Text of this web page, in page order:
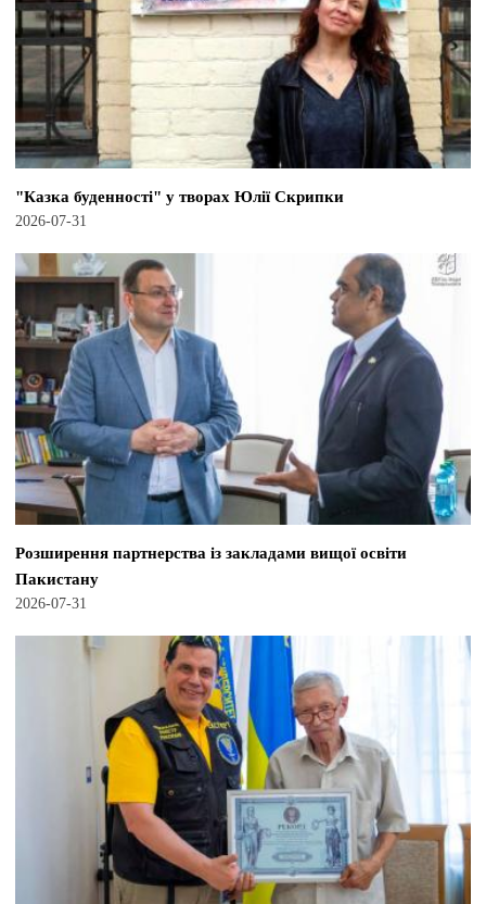
"Казка буденності" у творах Юлії Скрипки
2026-07-31
Розширення партнерства із закладами вищої освіти
Пакистану
2026-07-31